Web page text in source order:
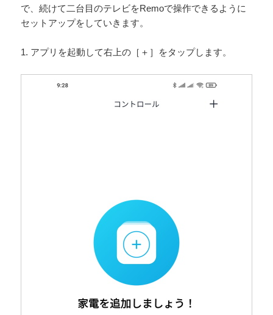
で、続けて二台目のテレビをRemoで操作できるように
セットアップをしていきます。
1. アプリを起動して右上の［＋］をタップします。